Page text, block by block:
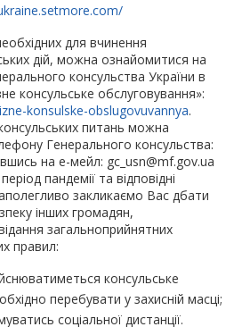
для вчинення
дій, можна ознайомитися на
консульства України в
консульське обслуговування»:
konsulske-obslugovuvannya.
питань можна
Генерального консульства:
на е-мейл: gc_usn@mf.gov.ua
пандемії та відповідні
закликаємо Вас дбати
інших громадян,
загальноприйнятних
правил:
консульське
перебувати у захисній масці;
соціальної дистанції.